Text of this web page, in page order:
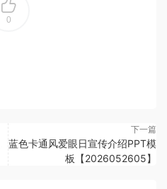
0
下一篇
蓝色卡通风爱眼日宣传介绍PPT模
板【2026052605】